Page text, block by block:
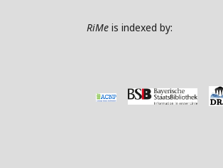
RiMe is indexed by: